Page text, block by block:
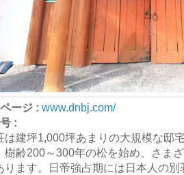
ージ : www.dnbj.com/
:
は建坪1,000坪あまりの大規模な邸
樹齢200～300年の松を始め、さま
ります。日帝強占期には日本人の